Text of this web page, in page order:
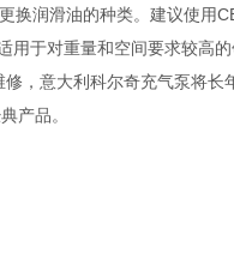
润滑油的种类。建议使用
于对重量和空间要求较高
，意大利科尔奇充气泵将
产品。